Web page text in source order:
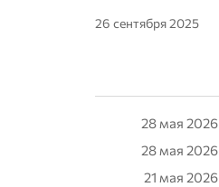
26 сентября 2025
28 мая 2026
28 мая 2026
21 мая 2026